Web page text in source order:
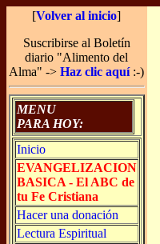
[Volver al inicio]
Suscribirse al Boletín
diario "Alimento del
Alma" ->Haz clic aquí:-)
MENU
PARA HOY:
Inicio
EVANGELIZACION
BASICA - El ABC de
tu Fe Cristiana
Hacer una donación
Lectura Espiritual